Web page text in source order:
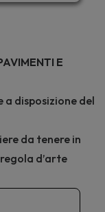
E
a disposizione del
da tenere in
d’arte